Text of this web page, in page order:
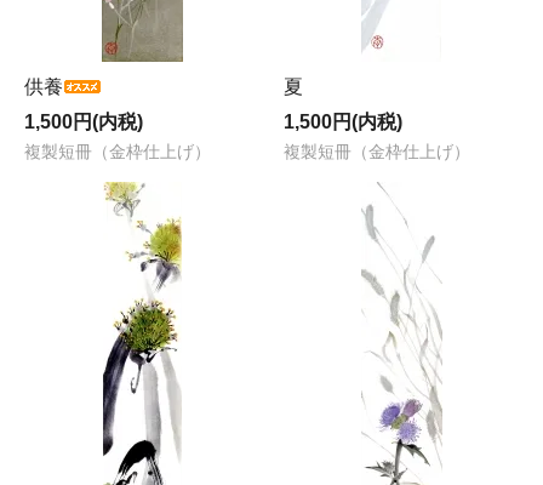
供養
1,500円(内税)
複製短冊（金枠仕上げ）
夏
1,500円(内税)
複製短冊（金枠仕上げ）